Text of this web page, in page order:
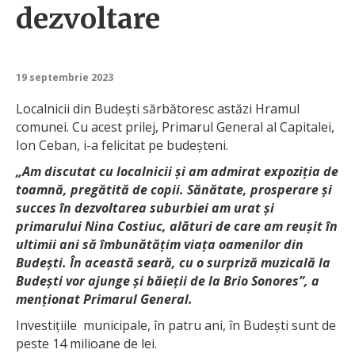
dezvoltare
19 septembrie 2023
Localnicii din Budești sărbătoresc astăzi Hramul
comunei. Cu acest prilej, Primarul General al Capitalei,
Ion Ceban, i-a felicitat pe budeșteni.
„Am discutat cu localnicii și am admirat expoziția de
toamnă, pregătită de copii. Sănătate, prosperare și
succes în dezvoltarea suburbiei am urat și
primarului Nina Costiuc, alături de care am reușit în
ultimii ani să îmbunătățim viața oamenilor din
Budești. În această seară, cu o surpriză muzicală la
Budești vor ajunge și băieții de la Brio Sonores”, a
menționat Primarul General.
Investițiile municipale, în patru ani, în Budești sunt de
peste 14 milioane de lei.